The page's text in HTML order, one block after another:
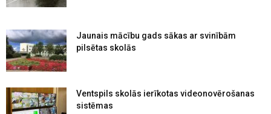
Jaunais mācību gads sākas ar svinībām
pilsētas skolās
Ventspils skolās ierīkotas videonovērošanas
sistēmas